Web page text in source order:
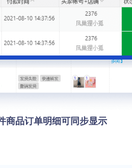
商品订单明细可同步显示